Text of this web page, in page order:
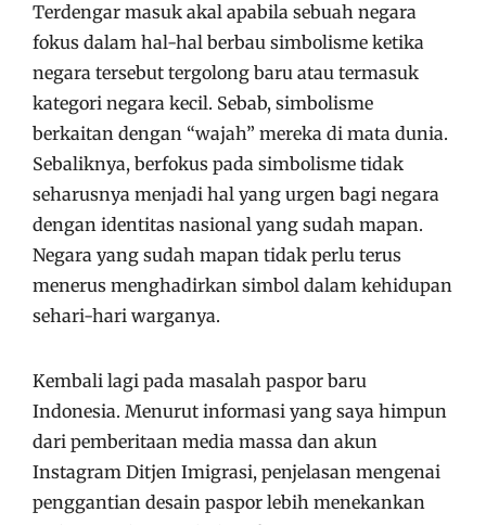
Terdengar masuk akal apabila sebuah negara
fokus dalam hal-hal berbau simbolisme ketika
negara tersebut tergolong baru atau termasuk
kategori negara kecil. Sebab, simbolisme
berkaitan dengan “wajah” mereka di mata dunia.
Sebaliknya, berfokus pada simbolisme tidak
seharusnya menjadi hal yang urgen bagi negara
dengan identitas nasional yang sudah mapan.
Negara yang sudah mapan tidak perlu terus
menerus menghadirkan simbol dalam kehidupan
sehari-hari warganya.
Kembali lagi pada masalah paspor baru
Indonesia. Menurut informasi yang saya himpun
dari pemberitaan media massa dan akun
Instagram Ditjen Imigrasi, penjelasan mengenai
penggantian desain paspor lebih menekankan